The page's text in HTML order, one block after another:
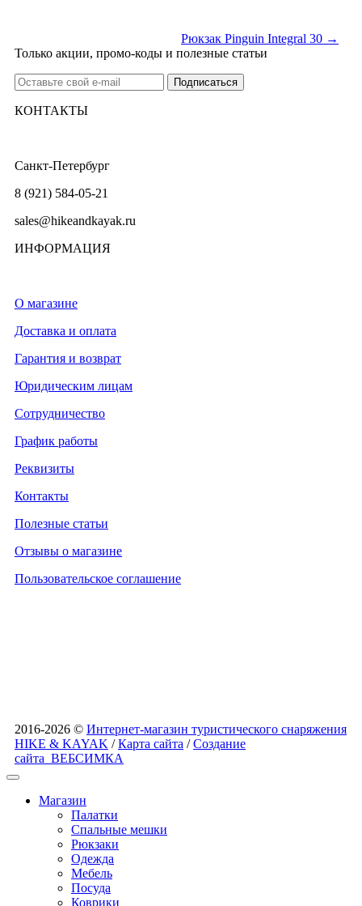
Рюкзак Pinguin Integral 30 →
Только акции, промо-коды и полезные статьи
КОНТАКТЫ
Санкт-Петербург
8 (921) 584-05-21
sales@hikeandkayak.ru
ИНФОРМАЦИЯ
О магазине
Доставка и оплата
Гарантия и возврат
Юридическим лицам
Сотрудничество
График работы
Реквизиты
Контакты
Полезные статьи
Отзывы о магазине
Пользовательское соглашение
2016-2026 © Интернет-магазин туристического снаряжения
HIKE & KAYAK /Карта сайта /Создание
сайта ВЕБСИМКА
Магазин
Палатки
Спальные мешки
Рюкзаки
Одежда
Мебель
Посуда
Коврики